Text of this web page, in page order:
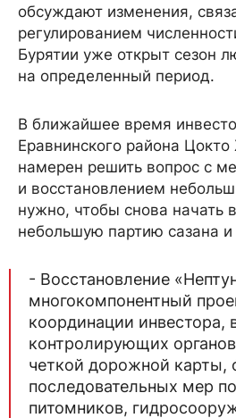
обсуждают изменения,
регулированием
Бурятии уже открыт сезон
на определенный период.
В ближайшее время
Еравнинского района
намерен решить вопрос с
и восстановлением
нужно, чтобы снова начать
небольшую партию сазана и
- Восстановление
многокомпонентный
координации инвестора,
контролирующих
четкой дорожной карты,
последовательных мер
питомников,